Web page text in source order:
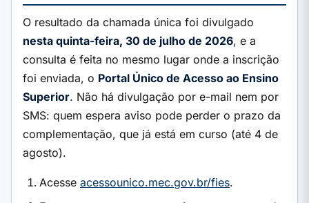
O resultado da chamada única foi divulgado
nesta quinta-feira, 30 de julho de 2026, e a
consulta é feita no mesmo lugar onde a inscrição
foi enviada, o Portal Único de Acesso ao Ensino
Superior. Não há divulgação por e-mail nem por
SMS: quem espera aviso pode perder o prazo da
complementação, que já está em curso (até 4 de
agosto).
Acesse acessounico.mec.gov.br/fies.